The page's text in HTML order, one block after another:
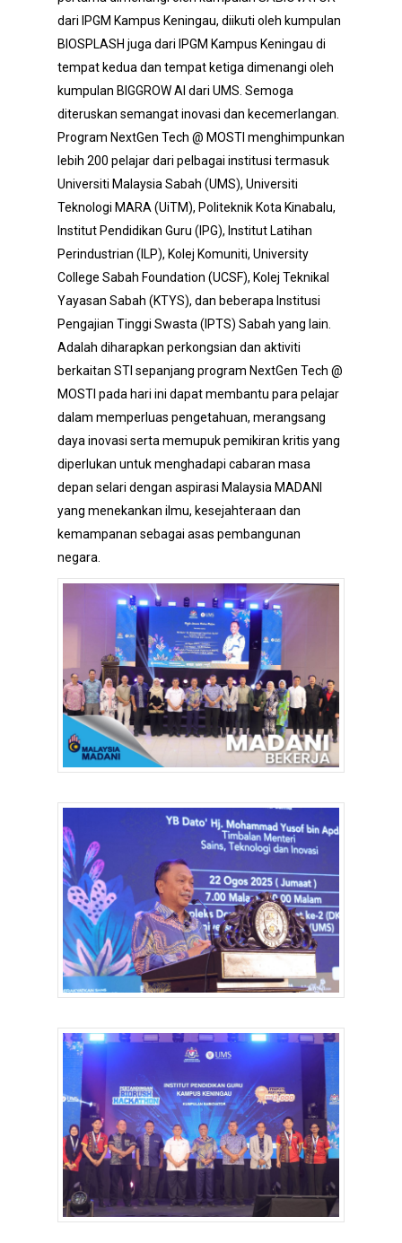
dari IPGM Kampus Keningau, diikuti oleh kumpulan
BIOSPLASH juga dari IPGM Kampus Keningau di
tempat kedua dan tempat ketiga dimenangi oleh
kumpulan BIGGROW AI dari UMS. Semoga
diteruskan semangat inovasi dan kecemerlangan.
Program NextGen Tech @ MOSTI menghimpunkan
lebih 200 pelajar dari pelbagai institusi termasuk
Universiti Malaysia Sabah (UMS), Universiti
Teknologi MARA (UiTM), Politeknik Kota Kinabalu,
Institut Pendidikan Guru (IPG), Institut Latihan
Perindustrian (ILP), Kolej Komuniti, University
College Sabah Foundation (UCSF), Kolej Teknikal
Yayasan Sabah (KTYS), dan beberapa Institusi
Pengajian Tinggi Swasta (IPTS) Sabah yang lain.
Adalah diharapkan perkongsian dan aktiviti
berkaitan STI sepanjang program NextGen Tech @
MOSTI pada hari ini dapat membantu para pelajar
dalam memperluas pengetahuan, merangsang
daya inovasi serta memupuk pemikiran kritis yang
diperlukan untuk menghadapi cabaran masa
depan selari dengan aspirasi Malaysia MADANI
yang menekankan ilmu, kesejahteraan dan
kemampanan sebagai asas pembangunan
negara.